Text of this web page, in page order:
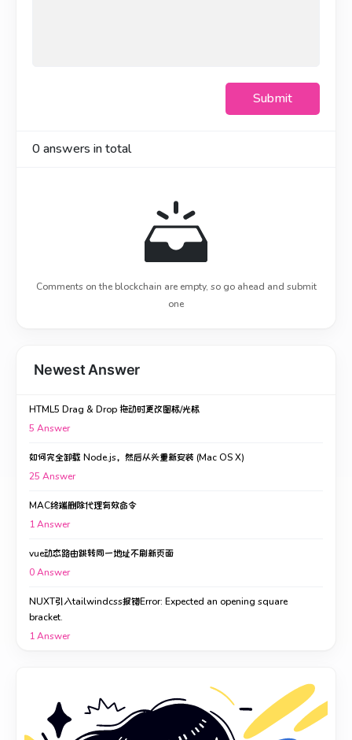
Submit
0answers in total
Comments on the blockchain are empty, so go ahead and submit
one
Newest Answer
HTML5 Drag & Drop 拖动时更改图标/光标
5 Answer
如何完全卸载 Node.js，然后从头重新安装 (Mac OS X)
25 Answer
MAC终端删除代理有效命令
1Answer
vue动态路由跳转同一地址不刷新页面
0Answer
NUXT引入tailwindcss报错Error: Expected an opening square
bracket.
1Answer